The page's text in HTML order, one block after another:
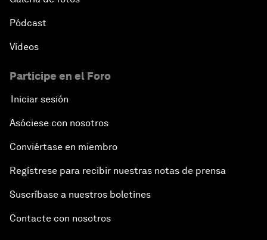
Pódcast
Vídeos
Participe en el Foro
Iniciar sesión
Asóciese con nosotros
Conviértase en miembro
Regístrese para recibir nuestras notas de prensa
Suscríbase a nuestros boletines
Contacte con nosotros